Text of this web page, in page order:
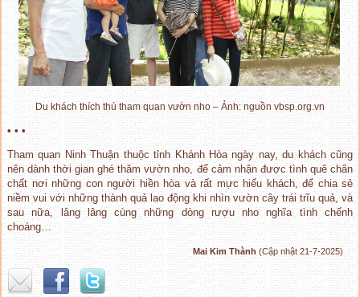
Du khách thích thú tham quan vườn nho – Ảnh: nguồn vbsp.org.vn
• • •
Tham quan Ninh Thuận thuộc tỉnh Khánh Hòa ngày nay, du khách cũng
nên dành thời gian ghé thăm vườn nho, để cảm nhận được tình quê chân
chất nơi những con người hiền hòa và rất mực hiếu khách, để chia sẻ
niềm vui với những thành quả lao động khi nhìn vườn cây trái trĩu quả, và
sau nữa, lâng lâng cùng những dòng rượu nho nghĩa tình chếnh
choáng…
Mai Kim Thành (Cập nhật 21-7-2025)